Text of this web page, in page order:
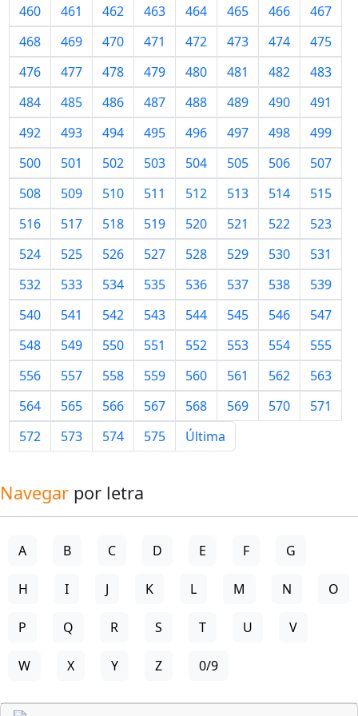
460 461 462 463 464 465 466
467
468
469 470 471 472 473 474
475
476
477 478 479 480 481 482
483
484
485 486 487 488 489 490
491
492
493 494 495 496 497 498
499
500
501 502 503 504 505 506
507
508
509 510 511 512 513 514
515
516
517 518 519 520 521 522
523
524
525 526 527 528 529 530
531
532
533 534 535 536 537 538
539
540
541 542 543 544 545 546
547
548
549 550 551 552 553 554
555
556
557 558 559 560 561 562
563
564
565 566 567 568 569 570
571
572
573 574 575 Última
Navegar por letra
A B C D E F G
H I J K L M N O
P Q R S T U V
W X Y Z 0/9